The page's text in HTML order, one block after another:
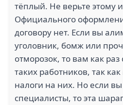
2
НИКА (4)
тёплый. Не верьте этому
Официального
договору нет. Если вы
уголовник, бомж или
отморозок, то вам как
таких работников, так
налоги на них. Но если
специалисты, то эта